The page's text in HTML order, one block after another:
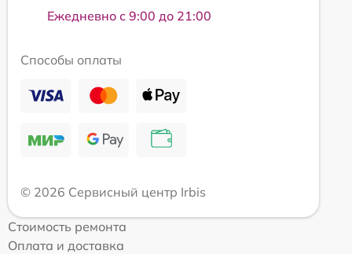
Ежедневно с 9:00 до 21:00
Способы оплаты
© 2026 Сервисный центр Irbis
Стоимость ремонта
Оплата и доставка